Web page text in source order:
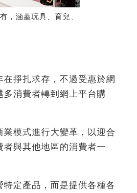
，涵蓋玩具、育兒、
掙扎求存，不過受惠於網
消費者轉到網上平台購
模式進行大變革，以迎合
與其他地區的消費者一
定產品，而是提供各種各